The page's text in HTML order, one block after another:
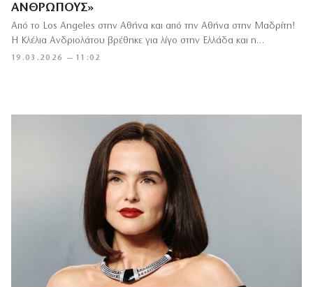
ΑΝΘΡΏΠΟΥΣ»
19.03.2026 — 11:02
Από το Los Angeles στην Αθήνα και από την Αθήνα στην Μαδρίτη!
Η Κλέλια Ανδριολάτου βρέθηκε για λίγο στην Ελλάδα και η…